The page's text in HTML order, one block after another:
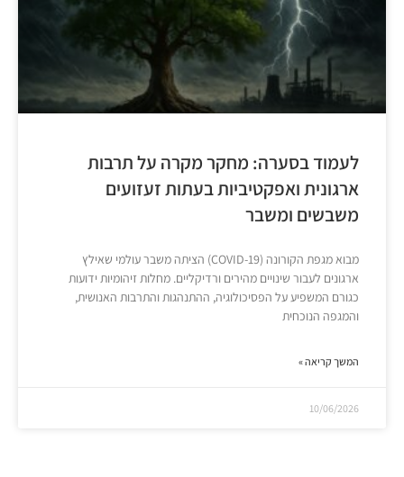
לעמוד בסערה: מחקר מקרה על תרבות
ארגונית ואפקטיביות בעתות זעזועים
משבשים ומשבר
מבוא מגפת הקורונה (COVID-19) הציתה משבר עולמי שאילץ
ארגונים לעבור שינויים מהירים ורדיקליים. מחלות זיהומיות ידועות
כגורם המשפיע על הפסיכולוגיה, ההתנהגות והתרבות האנושית,
והמגפה הנוכחית
המשך קריאה »
10/06/2026